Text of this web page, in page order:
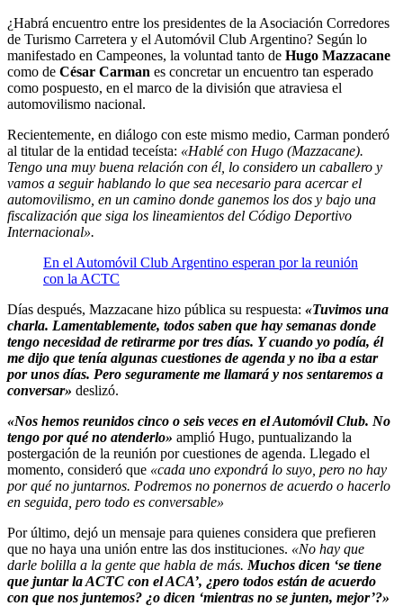
¿Habrá encuentro entre los presidentes de la Asociación Corredores
de Turismo Carretera y el Automóvil Club Argentino? Según lo
manifestado en Campeones, la voluntad tanto de Hugo Mazzacane
como de César Carman es concretar un encuentro tan esperado
como pospuesto, en el marco de la división que atraviesa el
automovilismo nacional.
Recientemente, en diálogo con este mismo medio, Carman ponderó
al titular de la entidad teceísta: «Hablé con Hugo (Mazzacane).
Tengo una muy buena relación con él, lo considero un caballero y
vamos a seguir hablando lo que sea necesario para acercar el
automovilismo, en un camino donde ganemos los dos y bajo una
fiscalización que siga los lineamientos del Código Deportivo
Internacional».
En el Automóvil Club Argentino esperan por la reunión
con la ACTC
Días después, Mazzacane hizo pública su respuesta: «Tuvimos una
charla. Lamentablemente, todos saben que hay semanas donde
tengo necesidad de retirarme por tres días. Y cuando yo podía, él
me dijo que tenía algunas cuestiones de agenda y no iba a estar
por unos días. Pero seguramente me llamará y nos sentaremos a
conversar» deslizó.
«Nos hemos reunidos cinco o seis veces en el Automóvil Club. No
tengo por qué no atenderlo» amplió Hugo, puntualizando la
postergación de la reunión por cuestiones de agenda. Llegado el
momento, consideró que «cada uno expondrá lo suyo, pero no hay
por qué no juntarnos. Podremos no ponernos de acuerdo o hacerlo
en seguida, pero todo es conversable»
Por último, dejó un mensaje para quienes considera que prefieren
que no haya una unión entre las dos instituciones. «No hay que
darle bolilla a la gente que habla de más. Muchos dicen ‘se tiene
que juntar la ACTC con el ACA’, ¿pero todos están de acuerdo
con que nos juntemos? ¿o dicen ‘mientras no se junten, mejor’?»